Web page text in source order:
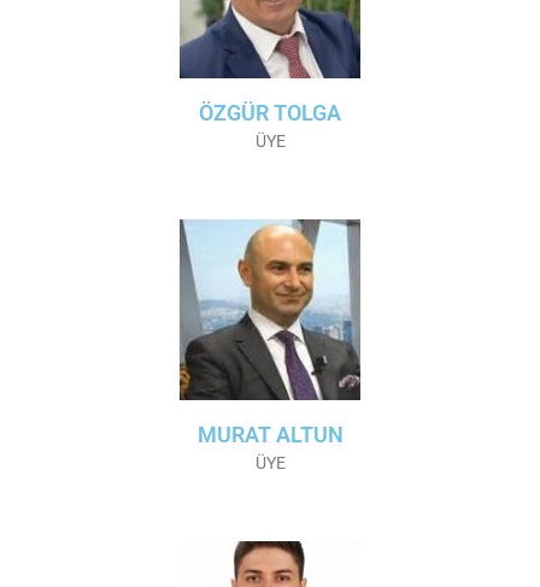
ÖZGÜR TOLGA
ÜYE
MURAT ALTUN
ÜYE